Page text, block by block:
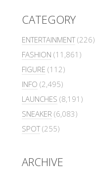
CATEGORY
ENTERTAINMENT(226)
FASHION (11,861)
FIGURE (112)
INFO (2,495)
LAUNCHES (8,191)
SNEAKER (6,083)
SPOT(255)
ARCHIVE